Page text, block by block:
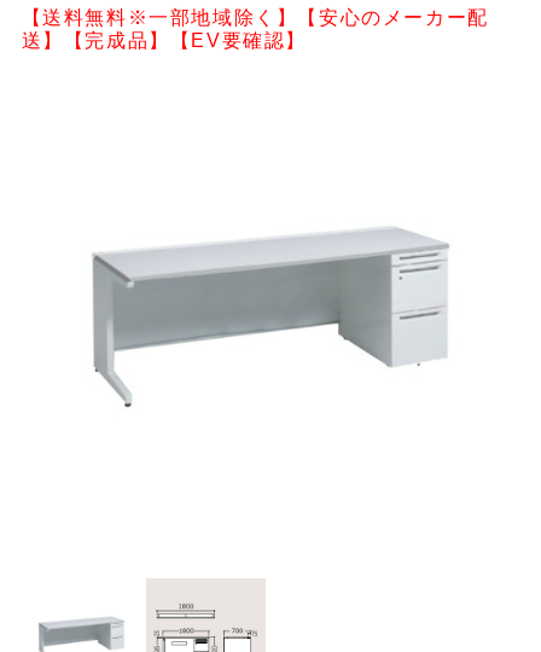
【送料無料※一部地域除く】【安心のメーカー配
送】【完成品】【EV要確認】